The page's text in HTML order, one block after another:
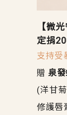
【微
定捐
支持受
贈 泉
(洋甘
修護唇